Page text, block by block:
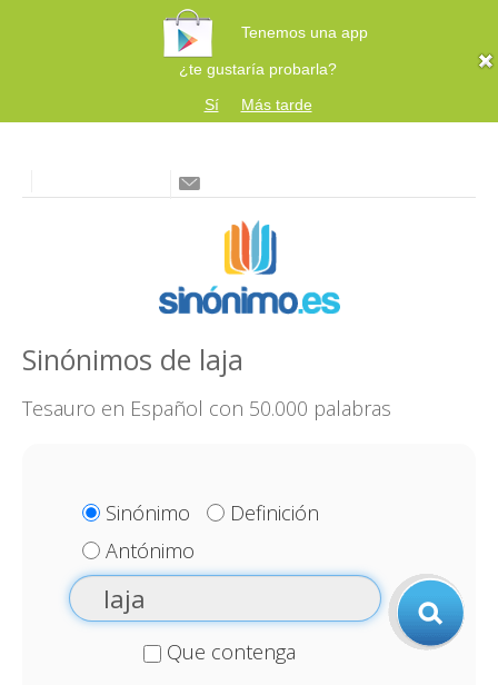
Tenemos una app
¿te gustaría probarla?
Sí
Más tarde
Sinónimos de laja
Tesauro en Español con 50.000 palabras
Sinónimo
Definición
Antónimo
Que contenga